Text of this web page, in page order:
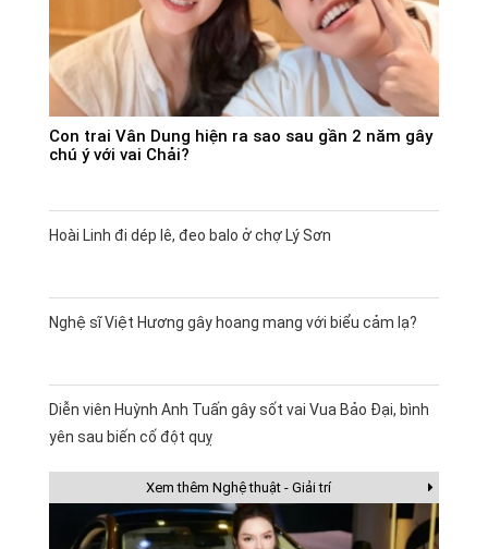
Con trai Vân Dung hiện ra sao sau gần 2 năm gây
chú ý với vai Chải?
Hoài Linh đi dép lê, đeo balo ở chợ Lý Sơn
Nghệ sĩ Việt Hương gây hoang mang với biểu cảm lạ?
Diễn viên Huỳnh Anh Tuấn gây sốt vai Vua Bảo Đại, bình
yên sau biến cố đột quỵ
Xem thêm Nghệ thuật - Giải trí